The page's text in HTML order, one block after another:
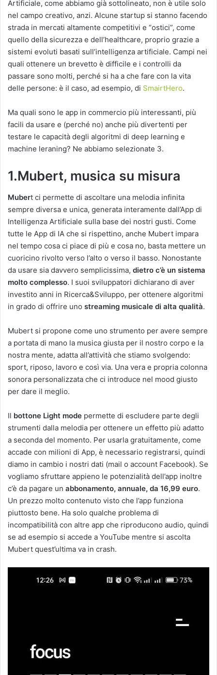
Artificiale, come abbiamo già sottolineato, non è utile solo
nel campo creativo, anzi. Alcune startup si stanno facendo
strada in mercati altamente competitivi e “ostici”, come
quello della sicurezza e dell’healthcare, proprio grazie a
sistemi evoluti basati sull’intelligenza artificiale. Campi nei
quali ottenere un brevetto è difficile e i controlli da
passare sono molti, perché si ha a che fare con la vita
delle persone: è il caso, ad esempio, di SmairtHero.
Ma quali sono le app in commercio più interessanti, più
facili da usare e (perché no) anche più divertenti per
testare le capacità degli algoritmi di deep learning e
machine leraning? Ne abbiamo selezionate 3.
1.Mubert, musica su misura
Mubert ci permette di ascoltare una melodia infinita
sempre diversa e unica, generata interamente dall’App di
Intelligenza Artificiale sulla base dei nostri gusti. Come
tutte le App di IA che si rispettino, anche Mubert impara
nel tempo cosa ci piace di più e cosa no, basta mettere un
cuoricino rivolto verso l’alto o verso il basso. Nonostante
da usare sia davvero semplicissima, dietro c’è un sistema
molto complesso. I suoi sviluppatori dichiarano di aver
investito anni in Ricerca&Sviluppo, per ottenere algoritmi
in grado di offrire uno streaming musicale di alta qualità.
Mubert si propone come uno strumento per avere sempre
a portata di mano la musica giusta per il nostro corpo e la
nostra mente, adatta all’attività che stiamo svolgendo:
sport, riposo, lavoro e così via. Una vera e propria colonna
sonora personalizzata che ci introduce nel mood giusto
per dare il meglio.
Il bottone Light mode permette di escludere parte degli
strumenti dalla melodia per ottenere un effetto più adatto
a seconda del momento. Per usarla gratuitamente, come
accade con milioni di App, è necessario registrarsi, quindi
diamo in cambio i nostri dati (mail o account Facebook). Se
vogliamo sfruttare appieno le potenzialità dell’app inoltre
c’è da pagare un abbonamento, annuale, da 16,99 euro.
Un prezzo molto contenuto visto che l’app funziona
piuttosto bene. Ha solo qualche problema di
incompatibilità con altre app che riproducono audio, quindi
se ad esempio si accede a YouTube mentre si ascolta
Mubert quest’ultima va in crash.